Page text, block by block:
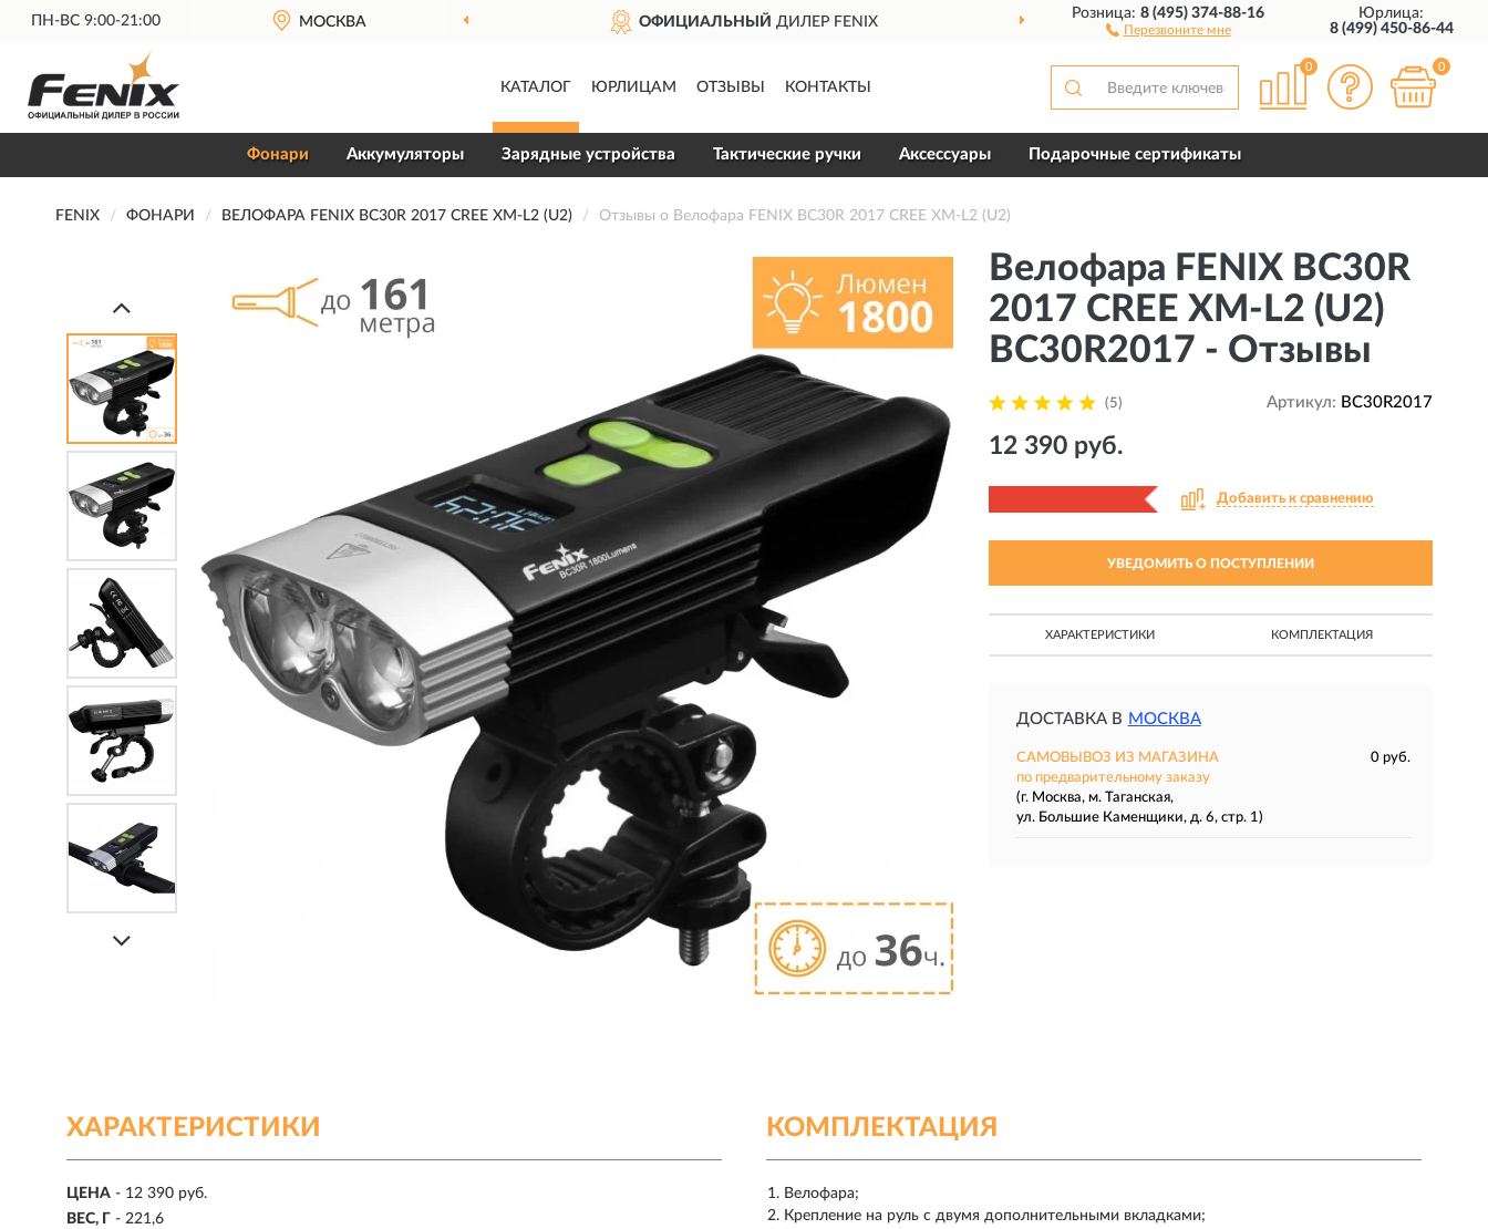
ПН-ВС 9:00-21:00 МОСКВА ОФИЦИАЛЬНЫЙ ДИЛЕР FENIX ДОСТАВИМ ПО ВСЕЙ РОССИИ
Розница:8 (495) 374-88-16
Перезвоните мне
Юрлица:
8 (499) 450-86-44
КАТАЛОГ ЮРЛИЦАМ ОТЗЫВЫ КОНТАКТЫ
0 0
Фонари Аккумуляторы Зарядные устройства Тактические ручки Аксессуары Подарочные сертификаты
FENIX ФОНАРИ ВЕЛОФАРА FENIX BC30R 2017 CREE XM-L2 (U2) Отзывы о Велофара FENIX BC30R 2017 CREE XM-L2 (U2)
Велофара FENIX BC30R
2017 CREE XM-L2 (U2)
BC30R2017 - Отзывы
(5) Артикул: BC30R2017
12 390 руб.
Добавить к сравнению
УВЕДОМИТЬ О ПОСТУПЛЕНИИ
ХАРАКТЕРИСТИКИ КОМПЛЕКТАЦИЯ
ДОСТАВКА В МОСКВА
САМОВЫВОЗ ИЗ МАГАЗИНА
0 руб.
по предварительному заказу
(г. Москва, м. Таганская,
ул. Большие Каменщики, д. 6, стр. 1)
ХАРАКТЕРИСТИКИ
ЦЕНА - 12 390 руб.
ВЕС, Г - 221,6
КОМПЛЕКТАЦИЯ
Велофара;
Крепление на руль с двумя дополнительными вкладками;